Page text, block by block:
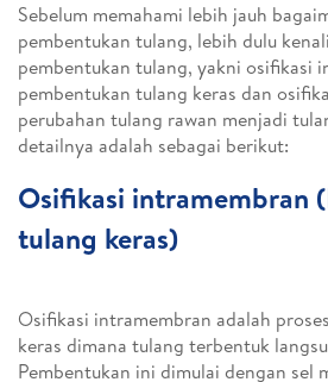
Sebelum memahami lebih jauh
pembentukan tulang, lebih dulu
pembentukan tulang, yakni osifikasi
pembentukan tulang keras dan
perubahan tulang rawan menjadi
detailnya adalah sebagai berikut:
Osifikasi intramembran
tulang keras)
Osifikasi intramembran adalah
keras dimana tulang terbentuk
Pembentukan ini dimulai dengan sel